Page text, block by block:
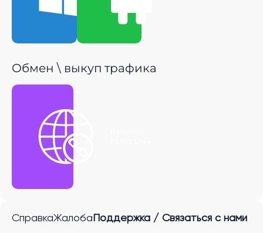
Обмен \ выкуп трафика
СправкаЖалоба Поддержка / Связаться с нами